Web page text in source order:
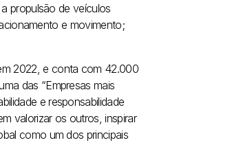
propulsão de veículos
e movimento;
2022, e conta com 42.000
das “Empresas mais
e responsabilidade
valorizar os outros, inspirar
como um dos principais